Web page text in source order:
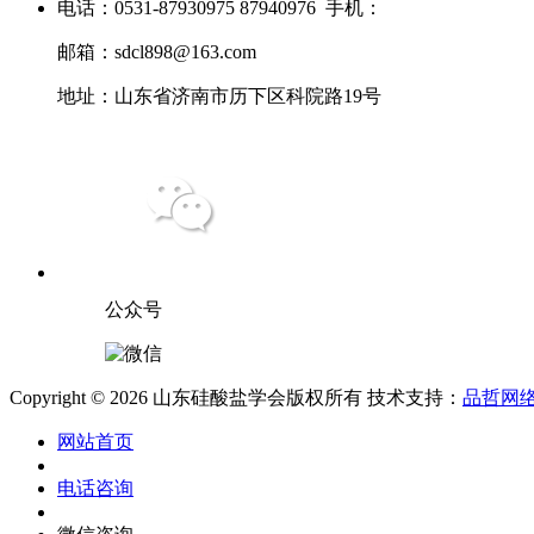
电话：0531-87930975 87940976 手机：
邮箱：sdcl898@163.com
地址：山东省济南市历下区科院路19号
公众号
Copyright © 2026 山东硅酸盐学会版权所有 技术支持： 品哲网
网站首页
电话咨询